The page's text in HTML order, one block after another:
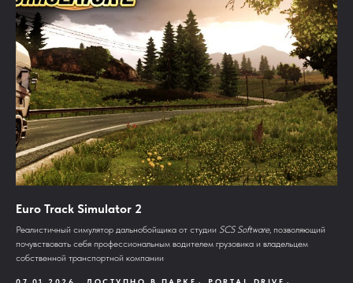
Euro Track Simulator 2
Реалистичный симулятор дальнобойщика от студии SCS Software, позволяющий
почувствовать себя профессиональным водителем грузовика и владельцем
собственной транспортной компании